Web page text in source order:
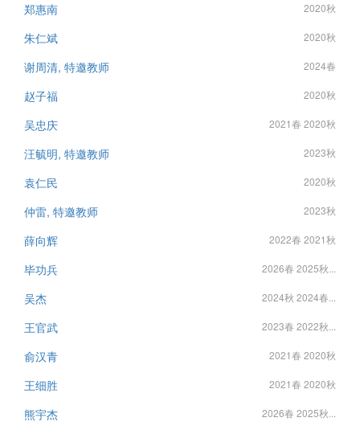
郑惠南 2020秋
朱仁斌 2020秋
谢周清, 特邀教师 2024春
赵子福 2020秋
吴忠庆 2021春 2020秋
汪毓明, 特邀教师 2023秋
袁仁民 2020秋
仲雷, 特邀教师 2023秋
薛向辉 2022春 2021秋
毕功兵 2026春 2025秋...
吴杰 2024秋 2024春...
王官武 2023春 2022秋...
俞汉青 2021春 2020秋
王细胜 2021春 2020秋
熊宇杰 2026春 2025秋...